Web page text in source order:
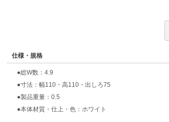
仕様・規格
●総W数：4.9
●寸法：幅110・高110・出しろ75
●製品重量：0.5
●本体材質・仕上・色：ホワイト